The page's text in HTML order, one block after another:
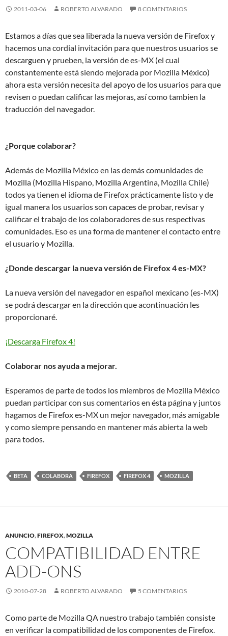
2011-03-06 ROBERTO ALVARADO 8 COMENTARIOS
Estamos a días que sea liberada la nueva versión de Firefox y
hacemos una cordial invitación para que nuestros usuarios se
descarguen y prueben, la versión de es-MX (el cual
constantemente está siendo mejorada por Mozilla México)
ahora esta versión necesita del apoyo de los usuarios para que
revisen o puedan calificar las mejoras, así como tambien la
traducción del navegador.
¿Porque colaborar?
Además de Mozilla México en las demás comunidades de
Mozilla (Mozilla Hispano, Mozilla Argentina, Mozilla Chile)
todos ya tienen el idioma de Firefox prácticamente listo y de
igual manera los usuarios son capaces de probar, revisar y
calificar el trabajo de los colaboradores de sus respectivas
comunidades. Eso es una forma de mantener el contacto entre
el usuario y Mozilla.
¿Donde descargar la nueva versión de Firefox 4 es-MX?
La nueva versión del navegador en español mexicano (es-MX)
se podrá descargar en la dirección que acontinuación les
proporcionaré.
¡Descarga Firefox 4!
Colaborar nos ayuda a mejorar.
Esperamos de parte de todos los miembros de Mozilla México
puedan participar con sus comentarios en ésta página y juntos
hagamos de Firefox es-MX un mejor navegador, más amigable
y como siempre pensando en mantener más abierta la web
para todos.
BETA COLABORA FIREFOX FIREFOX 4 MOZILLA
ANUNCIO,FIREFOX,MOZILLA
COMPATIBILIDAD ENTRE
ADD-ONS
2010-07-28 ROBERTO ALVARADO 5 COMENTARIOS
Como parte de Mozilla QA nuestro trabajo también consiste
en verificar la compatibilidad de los componentes de Firefox.